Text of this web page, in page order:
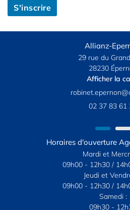
S'inscrire
Allianz-
29 rue du
28230
Afficher la
02 37 83 61
Horaires d'ouverture
Mardi et
09h00 - 12h30 /
Jeudi et
09h00 - 12h30 /
Samedi :
09h30 -